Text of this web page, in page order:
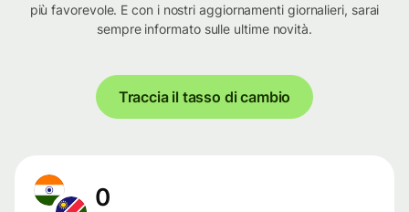
più favorevole. E con i nostri aggiornamenti giornalieri, sarai
sempre informato sulle ultime novità.
Traccia il tasso di cambio
0